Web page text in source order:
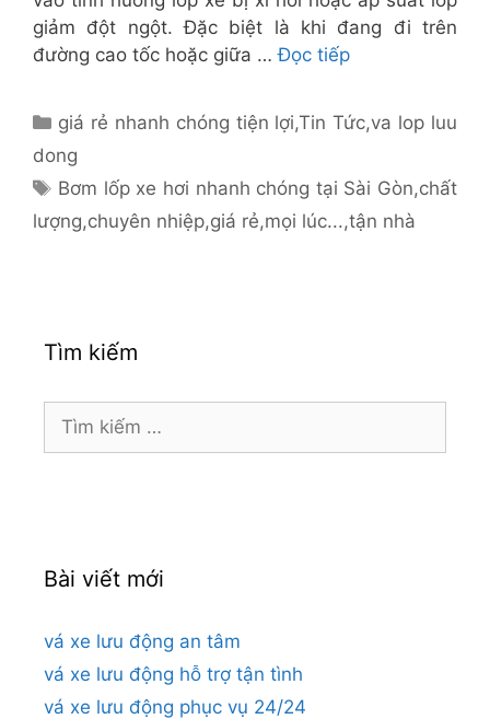
giảm đột ngột. Đặc biệt là khi đang đi trên
đường cao tốc hoặc giữa …Đọc tiếp
Danh
giá rẻ nhanh chóng tiện lợi,Tin Tức,va lop luu
dong
Thẻ
Bơm lốp xe hơi nhanh chóng tại Sài Gòn,chất
lượng,chuyên nhiệp,giá rẻ,mọi lúc...,tận nhà
Tìm kiếm
Tìm
kiếm
Bài viết mới
vá xe lưu động an tâm
vá xe lưu động hỗ trợ tận tình
vá xe lưu động phục vụ 24/24